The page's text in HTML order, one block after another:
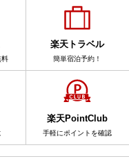
料
楽天トラベル
簡単宿泊予約！
楽天PointClub
手軽にポイントを確認